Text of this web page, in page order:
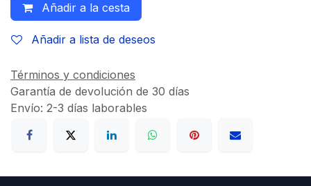
Añadir a la cesta
Añadir a lista de deseos
Términos y condiciones
Garantía de devolución de 30 días
Envío: 2-3 días laborables